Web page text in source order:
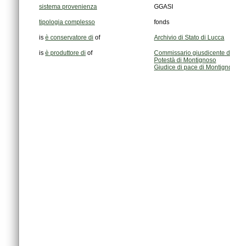
sistema provenienza GGASI
tipologia complesso fonds
is è conservatore di of Archivio di Stato di Lucca
is è produttore di of
Commissario giusdicente
Potestà di Montignoso
Giudice di pace di